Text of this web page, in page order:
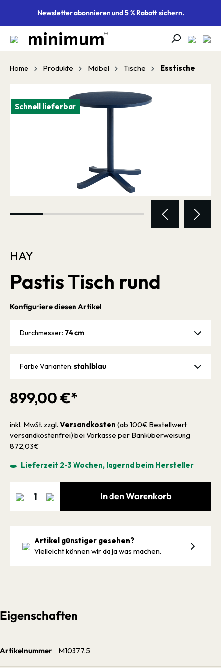
springenNewsletter abonnieren und 5 % Rabatt sichern.
Home Produkte Möbel Tische Esstische
Schnell lieferbar
HAY
Pastis Tisch rund
899,00 €*
inkl. MwSt. zzgl. Versandkosten (ab 100€ Bestellwert
versandkostenfrei) bei Vorkasse per Banküberweisung
872,03€
Lieferzeit 2-3 Wochen, lagernd beim Hersteller
Konfiguriere diesen Artikel
Durchmesser: 74 cm
Farbe Varianten: stahlblau
In den Warenkorb
Artikel günstiger gesehen?
Vielleicht können wir da ja was machen.
Eigenschaften
Artikelnummer M10377.5